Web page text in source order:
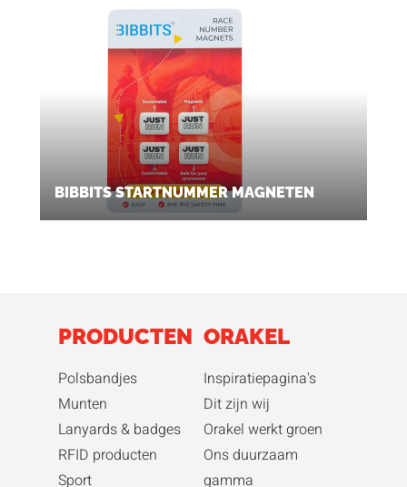
BIBBITS STARTNUMMER MAGNETEN
PRODUCTEN
Polsbandjes
Munten
Lanyards & badges
RFID producten
Sport
ORAKEL
Inspiratiepagina's
Dit zijn wij
Orakel werkt groen
Ons duurzaam
gamma